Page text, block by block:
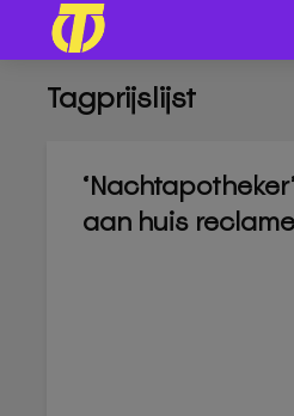
Tagprijslijst
aan huis